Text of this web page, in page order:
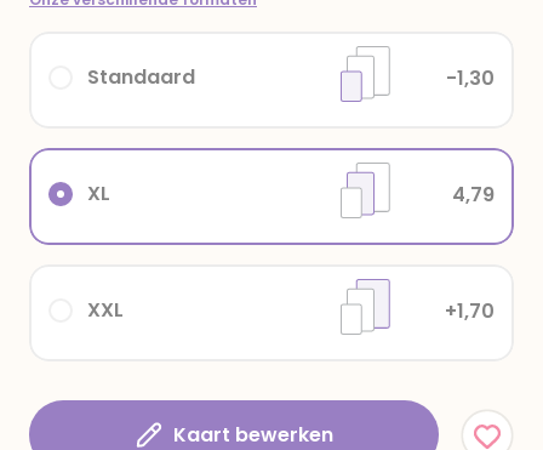
XXL +1,70
XL 4,79
Standaard -1,30
Kaart bewerken